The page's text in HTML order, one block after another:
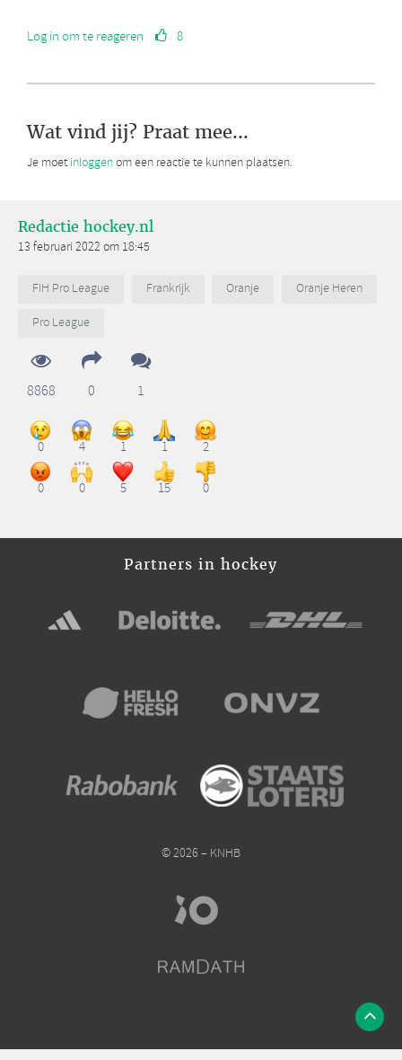
Log in om te reageren 8
Wat vind jij? Praat mee...
Je moet inloggenom een reactie te kunnen plaatsen.
Redactie hockey.nl
13 februari 2022 om 18:45
FIH Pro League Frankrijk Oranje
Oranje Heren
Pro League
8868 0 1
0 4 1 1 2
0 0 5 15 0
Partners in hockey
© 2026 – KNHB